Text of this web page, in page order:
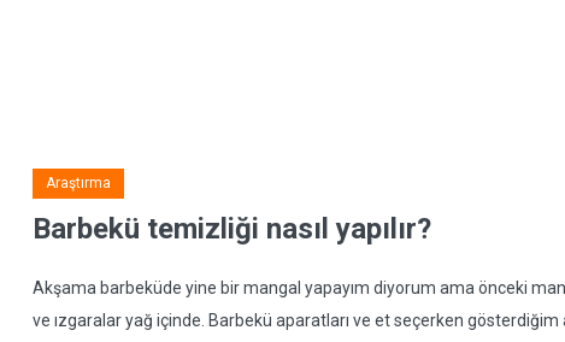
Araştırma
Barbekü temizliği nasıl yapılır?
Akşama barbeküde yine bir mangal yapayım diyorum ama önceki
ve ızgaralar yağ içinde. Barbekü aparatları ve et seçerken